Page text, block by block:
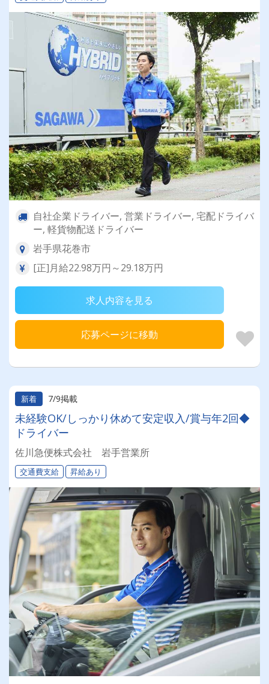
自社企業ドライバー, 営業ドライバー, 宅配ドライバ
ー, 軽貨物配送ドライバー
岩手県花巻市
[正]月給22.98万円～29.18万円
求人内容を見る
応募ページに移動
新着 7/9掲載
未経験OK/しっかり休めて安定収入/賞与年2回◆
ドライバー
佐川急便株式会社 岩手営業所
交通費支給 昇給あり